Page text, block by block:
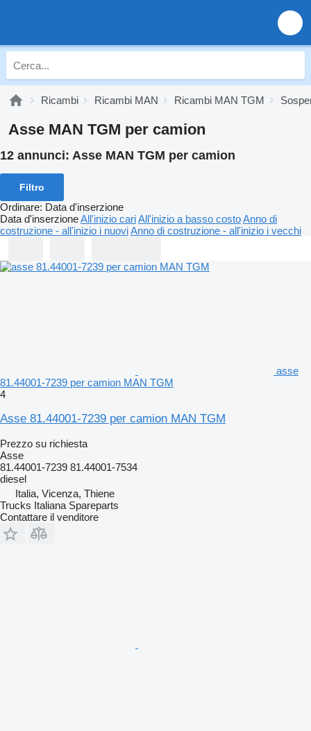
Ricambi Ricambi MAN Ricambi MAN TGM
Asse MAN TGM per camion
12 annunci: Asse MAN TGM per camion
Filtro
Ordinare: Data d'inserzione
Data d'inserzioneAll'inizio cariAll'inizio a basso costoAnno di
costruzione - all'inizio i nuoviAnno di costruzione - all'inizio i vecchi
asse
81.44001-7239 per camion MAN TGM
4
Asse 81.44001-7239 per camion MAN TGM
Prezzo su richiesta
Asse
81.44001-7239 81.44001-7534
diesel
Italia, Vicenza, Thiene
Trucks Italiana Spareparts
Contattare il venditore